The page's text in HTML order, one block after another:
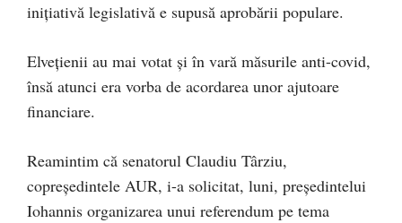
inițiativă legislativă e supusă aprobării populare.
Elvețienii au mai votat și în vară măsurile anti-covid,
însă atunci era vorba de acordarea unor ajutoare
financiare.
Reamintim că senatorul Claudiu Târziu,
copreședintele AUR, i-a solicitat, luni, președintelui
Iohannis organizarea unui referendum pe tema